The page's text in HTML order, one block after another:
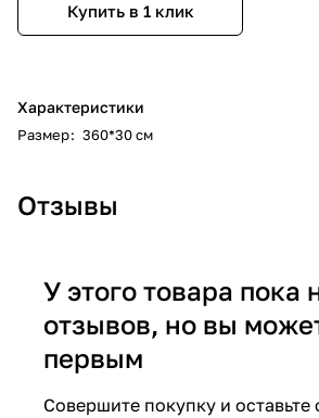
Купить в 1 клик
Характеристики
Размер: 360*30 см
Отзывы
У этого товара пока
отзывов, но вы
первым
Совершите покупку и оставьте